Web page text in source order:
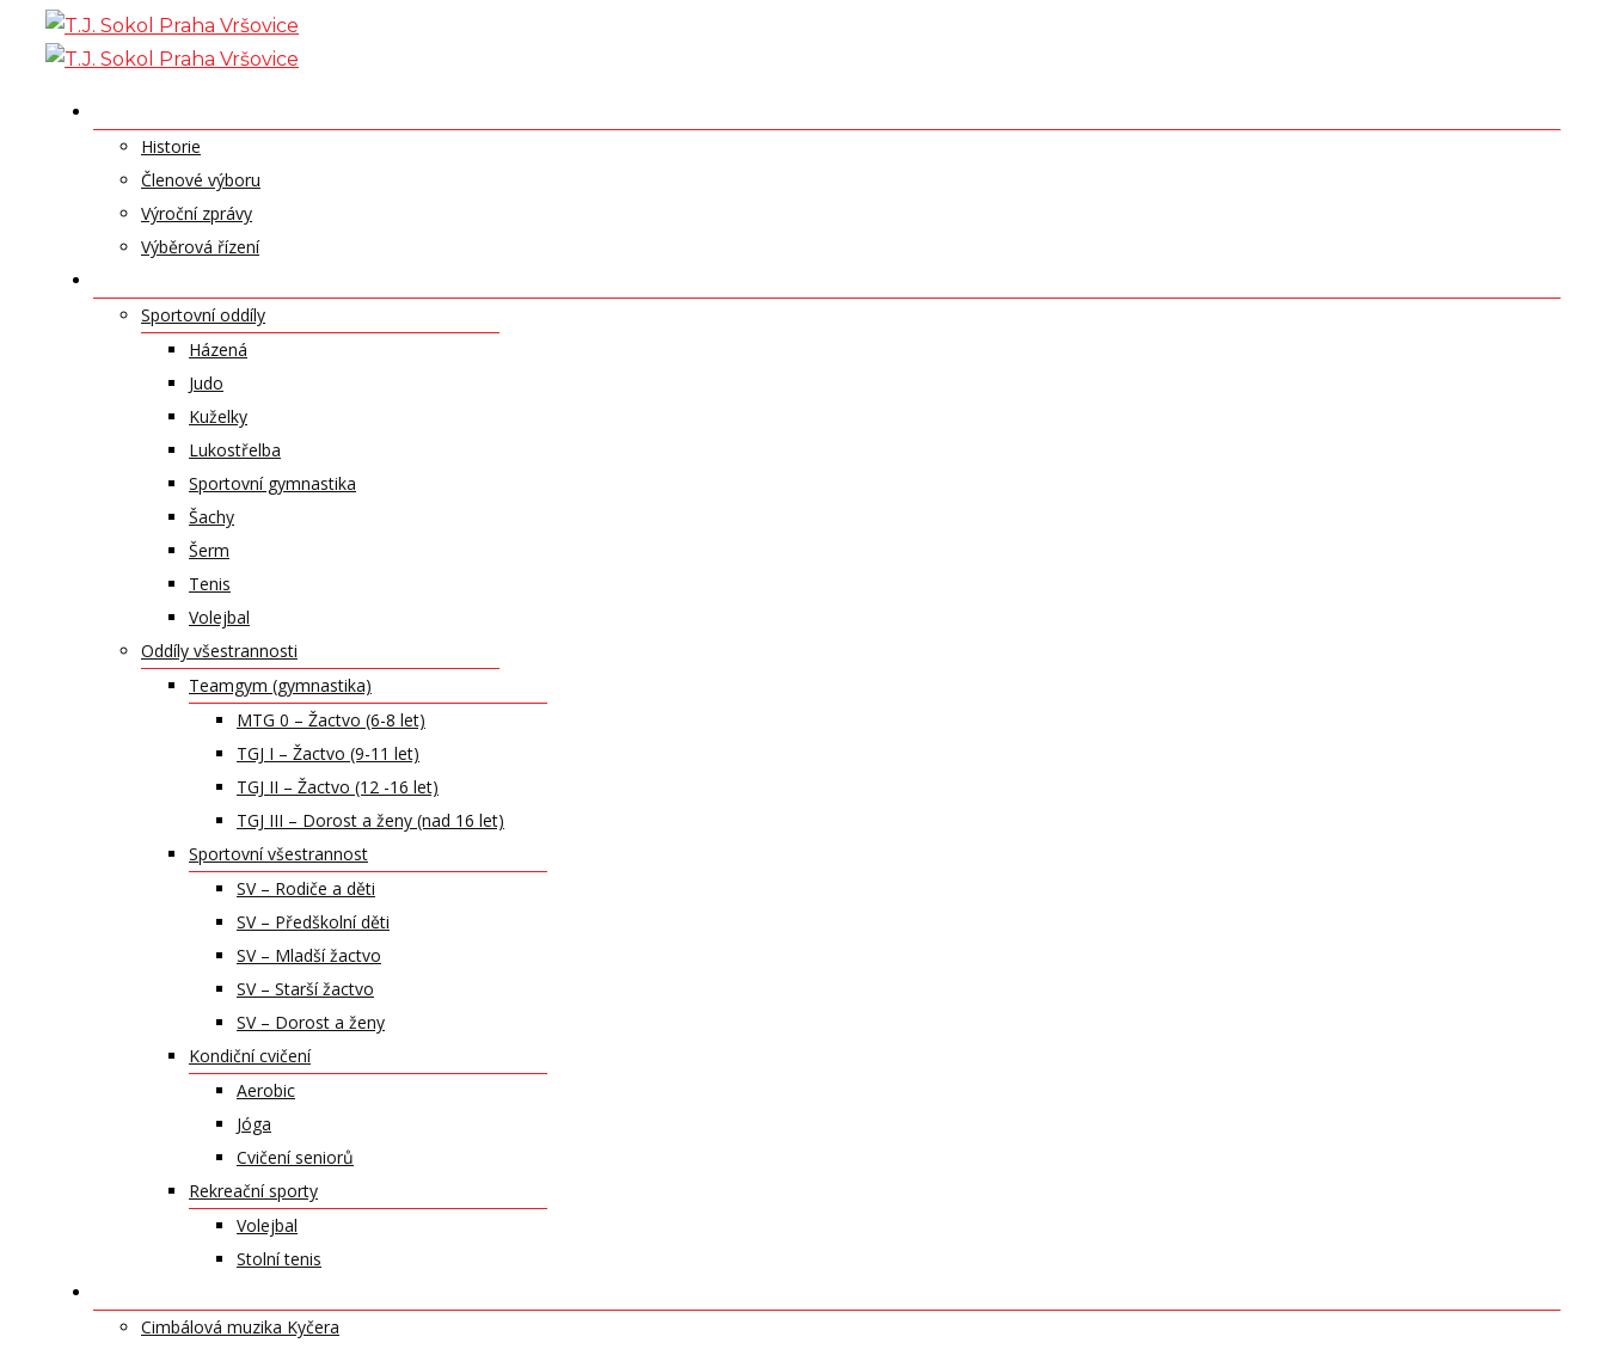
Skip
Historie
Členové výboru
Výroční zprávy
Výběrová řízení
Sportovní oddíly
Házená
Judo
Kuželky
Lukostřelba
Sportovní gymnastika
Šachy
Šerm
Tenis
Volejbal
Oddíly všestrannosti
Teamgym (gymnastika)
MTG 0 – Žactvo (6-8 let)
TGJ I – Žactvo (9-11 let)
TGJ II – Žactvo (12 -16 let)
TGJ III – Dorost a ženy (nad 16 let)
Sportovní všestrannost
SV – Rodiče a děti
SV – Předškolní děti
SV – Mladší žactvo
SV – Starší žactvo
SV – Dorost a ženy
Kondiční cvičení
Aerobic
Jóga
Cvičení seniorů
Rekreační sporty
Volejbal
Stolní tenis
Cimbálová muzika Kyčera